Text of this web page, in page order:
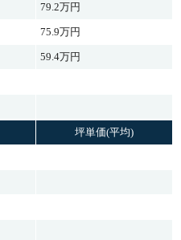
79.2万円
75.9万円
59.4万円
坪単価(平均)